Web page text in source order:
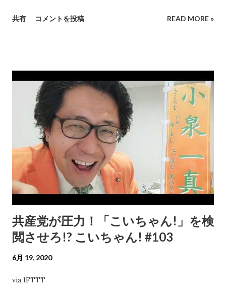
共有 コメントを投稿 READ MORE »
共産党が圧力！「こいちゃん!」を検
閲させろ!? こいちゃん! #103
6月 19, 2020
via IFTTT